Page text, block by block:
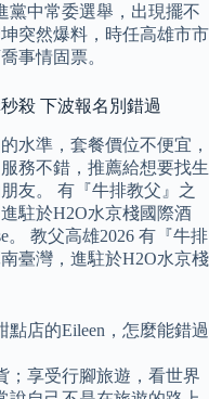
黨中常委選舉，出現擺不
突然爆料，時任高雄市市
事情固票。
殺 下波報名別錯過
水準，套餐價位不便宜，
務不錯，推薦給想要找生
友。 有『牛排教父』之
駐於H2O水京棧國際酒
。 教父高雄2026 有『牛排
臺灣，進駐於H2O水京棧
店的Eileen，怎麼能錯過
；享受行腳旅遊，看世界